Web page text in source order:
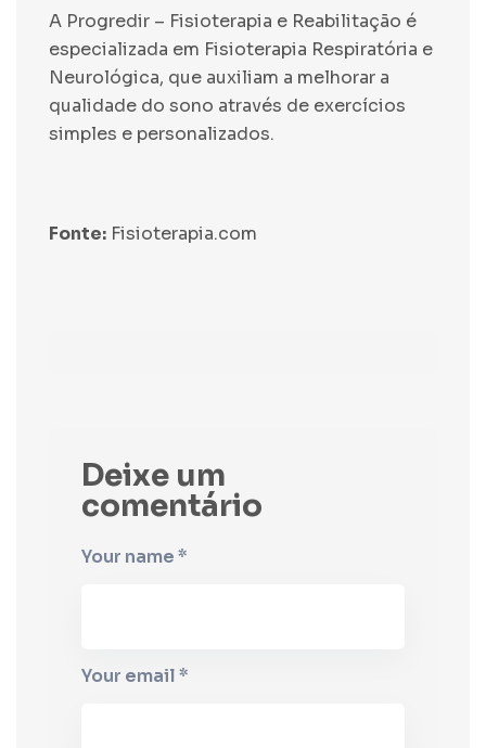
A Progredir – Fisioterapia e Reabilitação é
especializada em Fisioterapia Respiratória e
Neurológica, que auxiliam a melhorar a
qualidade do sono através de exercícios
simples e personalizados.
Fonte: Fisioterapia.com
Deixe um
comentário
Your name *
Your email *